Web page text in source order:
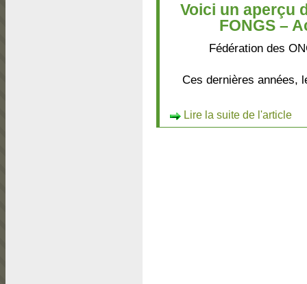
Voici un aperçu
FONGS –
Fédération des
Ces dernières années,
Lire la suite de l'article